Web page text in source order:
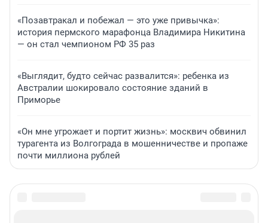
«Позавтракал и побежал — это уже привычка»:
история пермского марафонца Владимира Никитина
— он стал чемпионом РФ 35 раз
«Выглядит, будто сейчас развалится»: ребенка из
Австралии шокировало состояние зданий в
Приморье
«Он мне угрожает и портит жизнь»: москвич обвинил
турагента из Волгограда в мошенничестве и пропаже
почти миллиона рублей